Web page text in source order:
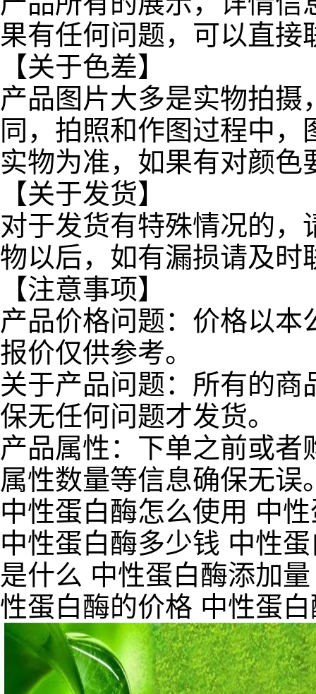
果有任何问题，可以直接
【关于色差】
产品图片大多是实物拍
同，拍照和作图过程中
实物为准，如果有对颜
【关于发货】
对于发货有特殊情况的
物以后，如有漏损请及时
【注意事项】
产品价格问题：价格以
报价仅供参考。
关于产品问题：所有的
保无任何问题才发货。
产品属性：下单之前或
属性数量等信息确保无误
中性蛋白酶怎么使用 中
中性蛋白酶多少钱 中性
是什么 中性蛋白酶添加
性蛋白酶的价格 中性蛋